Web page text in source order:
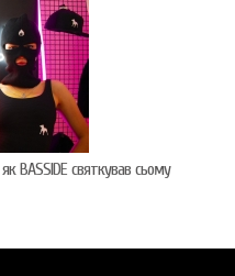
BASSIDE святкував сьому